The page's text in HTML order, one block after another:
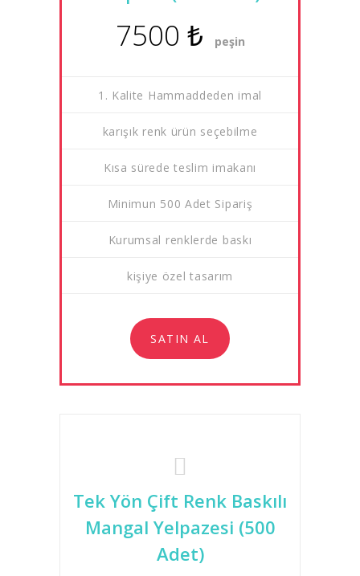
7500 ₺ peşin
1. Kalite Hammaddeden imal
karışık renk ürün seçebilme
Kısa sürede teslim imakanı
Minimun 500 Adet Sipariş
Kurumsal renklerde baskı
kişiye özel tasarım
SATIN AL
Tek Yön Çift Renk Baskılı
Mangal Yelpazesi (500
Adet)